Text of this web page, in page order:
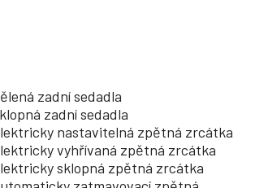
zadní sedadla
zadní sedadla
nastavitelná zpětná zrcátka
vyhřívaná zpětná zrcátka
sklopná zpětná zrcátka